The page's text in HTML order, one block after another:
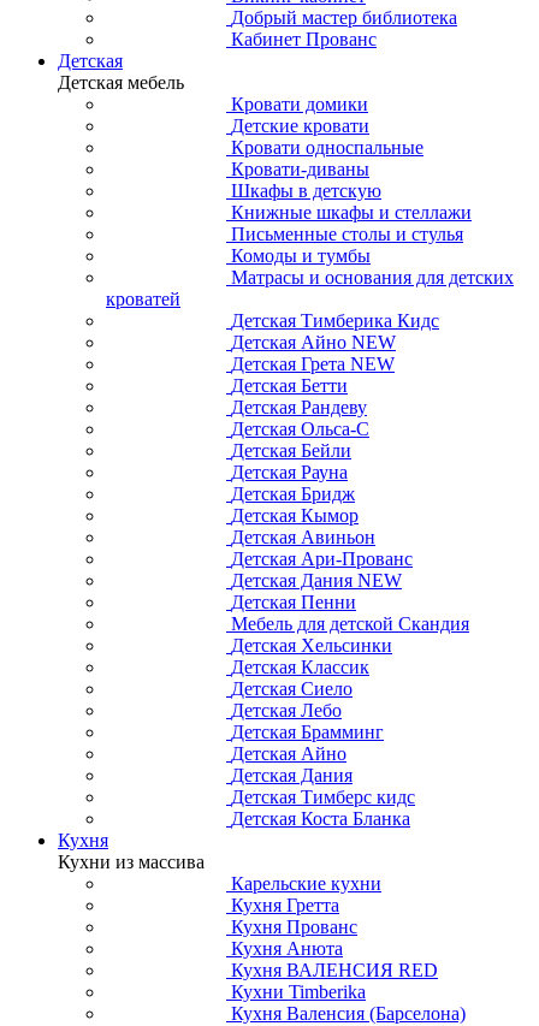
Добрый мастер библиотека
Кабинет Прованс
Детская
Детская мебель
Кровати домики
Детские кровати
Кровати односпальные
Кровати-диваны
Шкафы в детскую
Книжные шкафы и стеллажи
Письменные столы и стулья
Комоды и тумбы
Матрасы и основания для детских
кроватей
Детская Тимберика Кидс
Детская Айно NEW
Детская Грета NEW
Детская Бетти
Детская Рандеву
Детская Ольса-С
Детская Бейли
Детская Рауна
Детская Бридж
Детская Кымор
Детская Авиньон
Детская Ари-Прованс
Детская Дания NEW
Детская Пенни
Мебель для детской Скандия
Детская Хельсинки
Детская Классик
Детская Сиело
Детская Лебо
Детская Брамминг
Детская Айно
Детская Дания
Детская Тимберс кидс
Детская Коста Бланка
Кухня
Кухни из массива
Карельские кухни
Кухня Гретта
Кухня Прованс
Кухня Анюта
Кухня ВАЛЕНСИЯ RED
Кухни Timberika
Кухня Валенсия (Барселона)